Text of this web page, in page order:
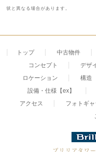
状と異なる場合があります。
トップ 中古物件
コンセプト
デザ
ロケーション
構造
設備・仕様【ex】
アクセス
フォトギ